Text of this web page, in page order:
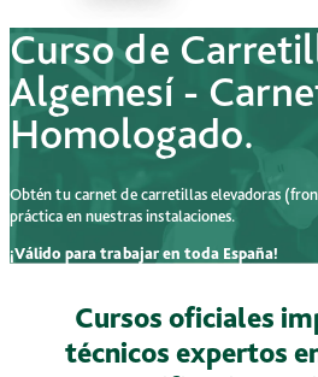
Curso de
Algemesí -
Homologado.
Obtén tu carnet de carretillas elevadoras
práctica en nuestras instalaciones.
¡Válido para trabajar en toda España!
Cursos oficiales
técnicos expertos